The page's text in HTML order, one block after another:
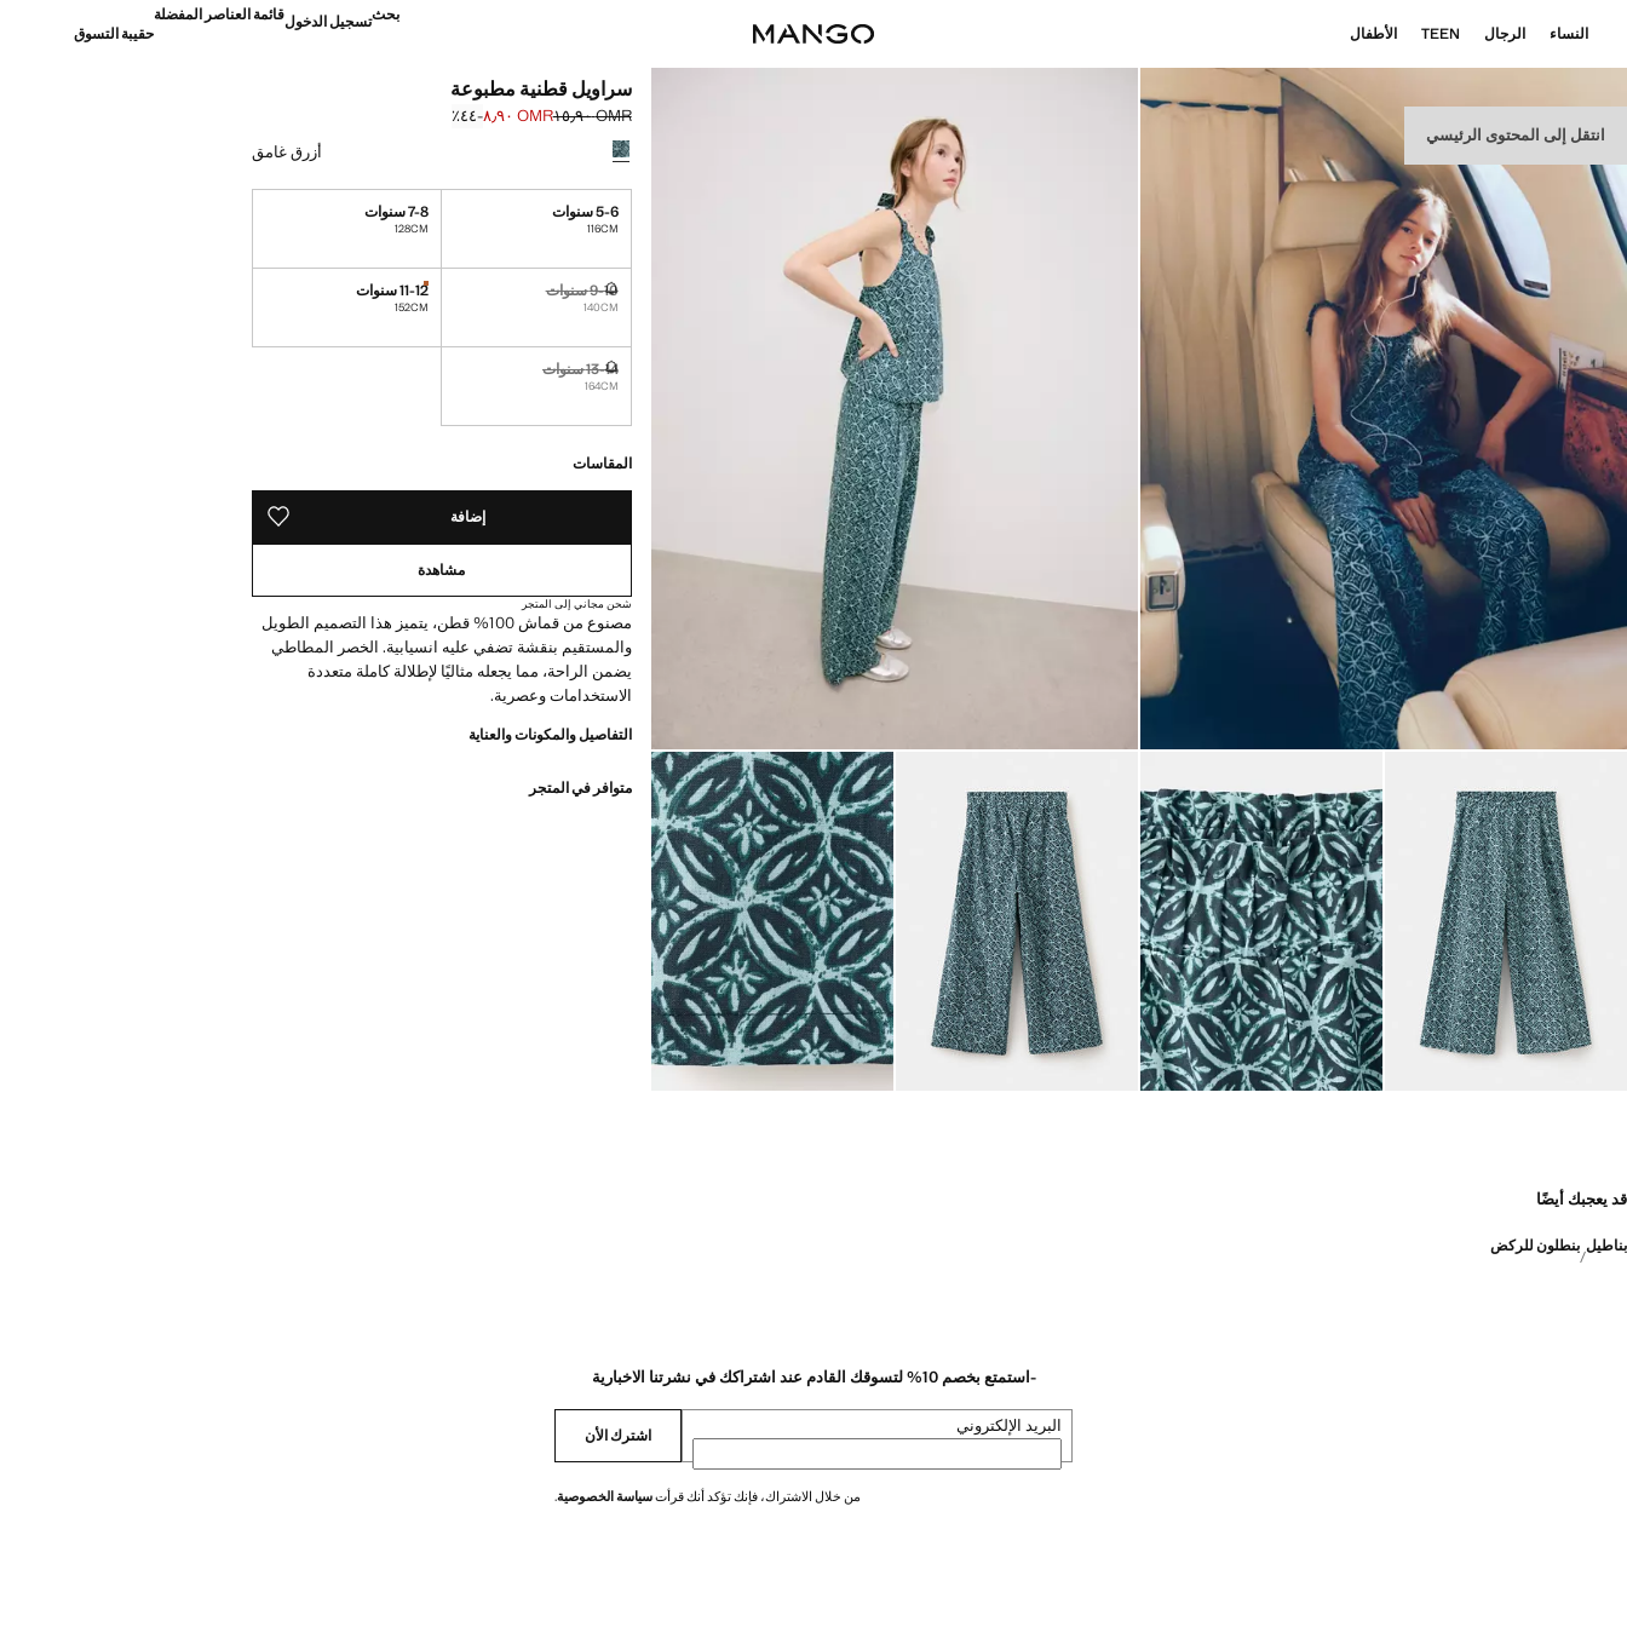
انتقل إلى المحتوى الرئيسي
النساء الرجال TEEN الأطفال
بحثتسجيل الدخولقائمة العناصر المفضلة
حقيبة التسوق
سراويل قطنية مطبوعة
السعر الأول محذوف [OMR ١٥٫٩٠ ]
OMR ١٥٫٩٠
السعر الحالي [OMR ٨٫٩٠ ]OMR ٨٫٩٠
؜-٤٤٪؜
حدد اللون
أزرق غامق
5-6 سنوات
116CM
7-8 سنوات
128CM
9-10 سنوات
140CM
غير متوفر. أنا أريده!
11-12 سنوات
152CM
القطع الأخيرة!
13-14 سنوات
164CM
غير متوفر. أنا أريده!
المقاسات
إضافة حفظه في قائمة منتجاتك المفضلة
مشاهدة
شحن مجاني إلى المتجر
مصنوع من قماش 100% قطن، يتميز هذا التصميم الطويل
والمستقيم بنقشة تضفي عليه انسيابية. الخصر المطاطي
يضمن الراحة، مما يجعله مثاليًا لإطلالة كاملة متعددة
الاستخدامات وعصرية.
التفاصيل والمكونات والعناية
متوافر في المتجر
قد يعجبك أيضًا
بناطيل بنطلون للركض
-استمتع بخصم 10% لتسوقك القادم عند اشتراكك في نشرتنا الاخبارية
البريد الإلكتروني اشترك الأن
من خلال الاشتراك، فإنك تؤكد أنك قرأتسياسة الخصوصية.